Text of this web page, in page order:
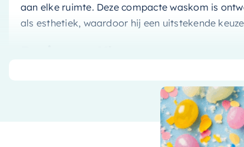
aan elke ruimte. Deze compacte waskom is
als esthetiek, waardoor hij een uitstekende
is een ware
(geel) en talc (mat wit) kleur. De mat witte
buitenkant, wat resulteert in een waskom die
niet alleen een praktische keuze, maar ook een